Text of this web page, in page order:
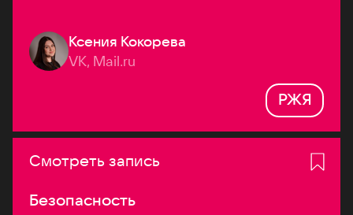
Ксения Кокорева
VK, Mail.ru
РЖЯ
Смотреть запись
Безопасность